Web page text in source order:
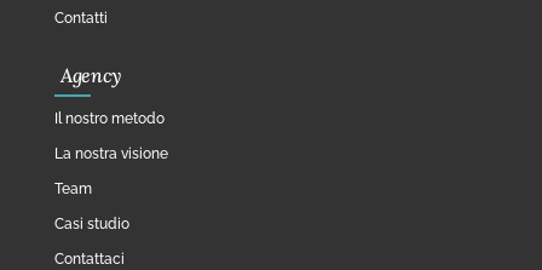
Contatti
Agency
Il nostro metodo
La nostra visione
Team
Casi studio
Contattaci